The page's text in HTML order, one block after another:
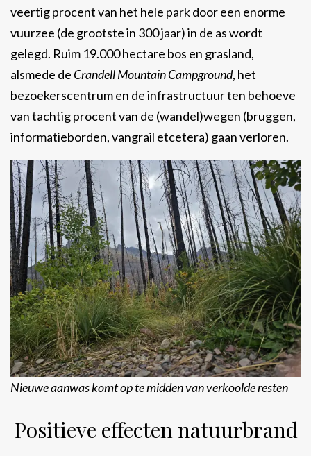
veertig procent van het hele park door een enorme
vuurzee (de grootste in 300 jaar) in de as wordt
gelegd. Ruim 19.000 hectare bos en grasland,
alsmede de Crandell Mountain Campground, het
bezoekerscentrum en de infrastructuur ten behoeve
van tachtig procent van de (wandel)wegen (bruggen,
informatieborden, vangrail etcetera) gaan verloren.
Nieuwe aanwas komt op te midden van verkoolde resten
Positieve effecten natuurbrand